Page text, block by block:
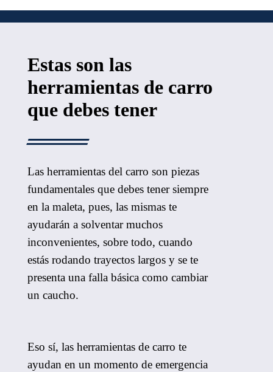
Estas son las
herramientas de carro
que debes tener
Las herramientas del carro son piezas
fundamentales que debes tener siempre
en la maleta, pues, las mismas te
ayudarán a solventar muchos
inconvenientes, sobre todo, cuando
estás rodando trayectos largos y se te
presenta una falla básica como cambiar
un caucho.
Eso sí, las herramientas de carro te
ayudan en un momento de emergencia